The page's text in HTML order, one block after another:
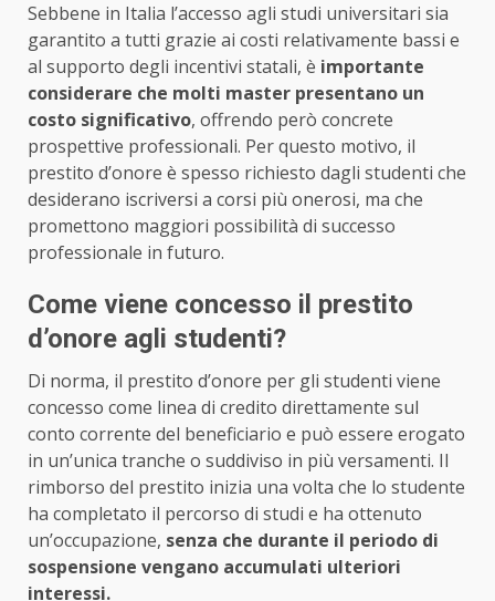
Sebbene in Italia l’accesso agli studi universitari sia
garantito a tutti grazie ai costi relativamente bassi e
al supporto degli incentivi statali, è importante
considerare che molti master presentano un
costo significativo, offrendo però concrete
prospettive professionali. Per questo motivo, il
prestito d’onore è spesso richiesto dagli studenti che
desiderano iscriversi a corsi più onerosi, ma che
promettono maggiori possibilità di successo
professionale in futuro.
Come viene concesso il prestito
d’onore agli studenti?
Di norma, il prestito d’onore per gli studenti viene
concesso come linea di credito direttamente sul
conto corrente del beneficiario e può essere erogato
in un’unica tranche o suddiviso in più versamenti. Il
rimborso del prestito inizia una volta che lo studente
ha completato il percorso di studi e ha ottenuto
un’occupazione, senza che durante il periodo di
sospensione vengano accumulati ulteriori
interessi.